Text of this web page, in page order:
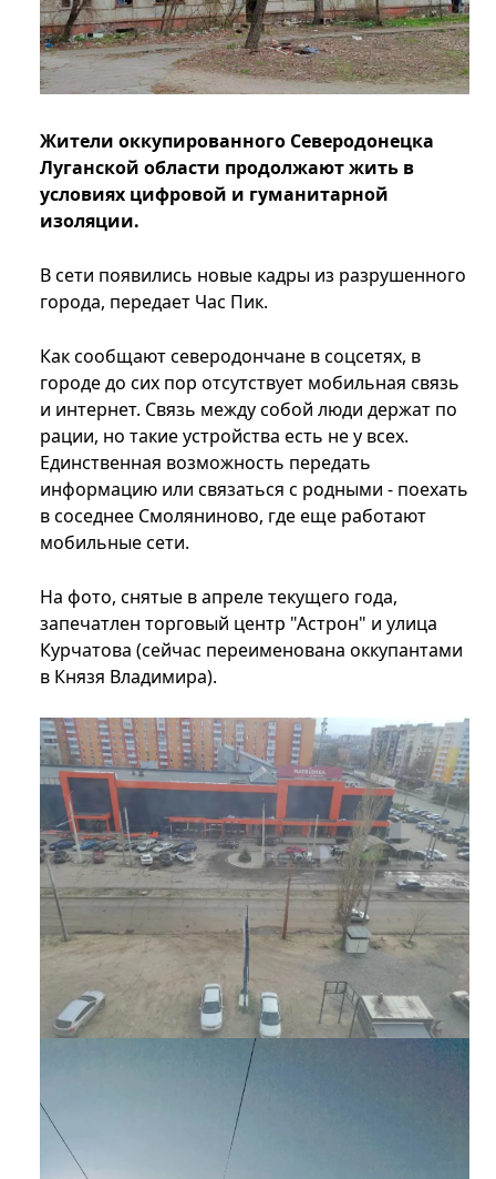
Жители оккупированного Северодонецка
Луганской области продолжают жить в
условиях цифровой и гуманитарной
изоляции.
В сети появились новые кадры из разрушенного
города, передает Час Пик.
Как сообщают северодончане в соцсетях, в
городе до сих пор отсутствует мобильная связь
и интернет. Связь между собой люди держат по
рации, но такие устройства есть не у всех.
Единственная возможность передать
информацию или связаться с родными - поехать
в соседнее Смоляниново, где еще работают
мобильные сети.
На фото, снятые в апреле текущего года,
запечатлен торговый центр "Астрон" и улица
Курчатова (сейчас переименована оккупантами
в Князя Владимира).